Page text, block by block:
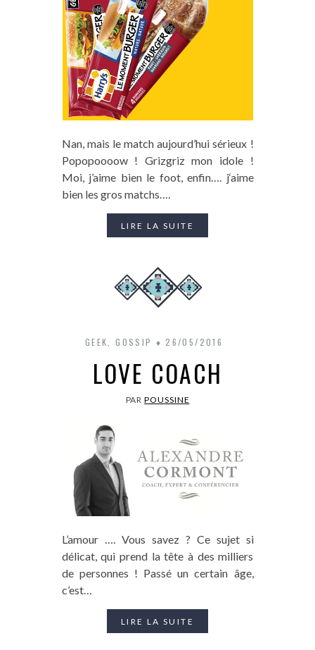
Nan, mais le match aujourd’hui sérieux !
Popopoooow ! Grizgriz mon idole !
Moi, j’aime bien le foot, enfin…. j‘aime
bien les gros matchs….
LIRE LA SUITE
GEEK ,GOSSIP 26/05/2016
LOVE COACH
PARPOUSSINE
L’amour …. Vous savez ? Ce sujet si
délicat, qui prend la tête à des milliers
de personnes ! Passé un certain âge,
c’est…
LIRE LA SUITE